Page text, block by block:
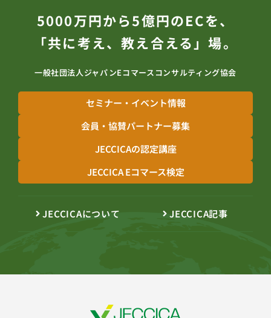
5000万円から5億円のECを、
「共に考え、教え合える」場。
一般社団法人ジャパンEコマースコンサルティング協会
セミナー・イベント情報
会員・協賛パートナー募集
JECCICAの認定講座
JECCICA Eコマース検定
JECCICAについて JECCICA記事